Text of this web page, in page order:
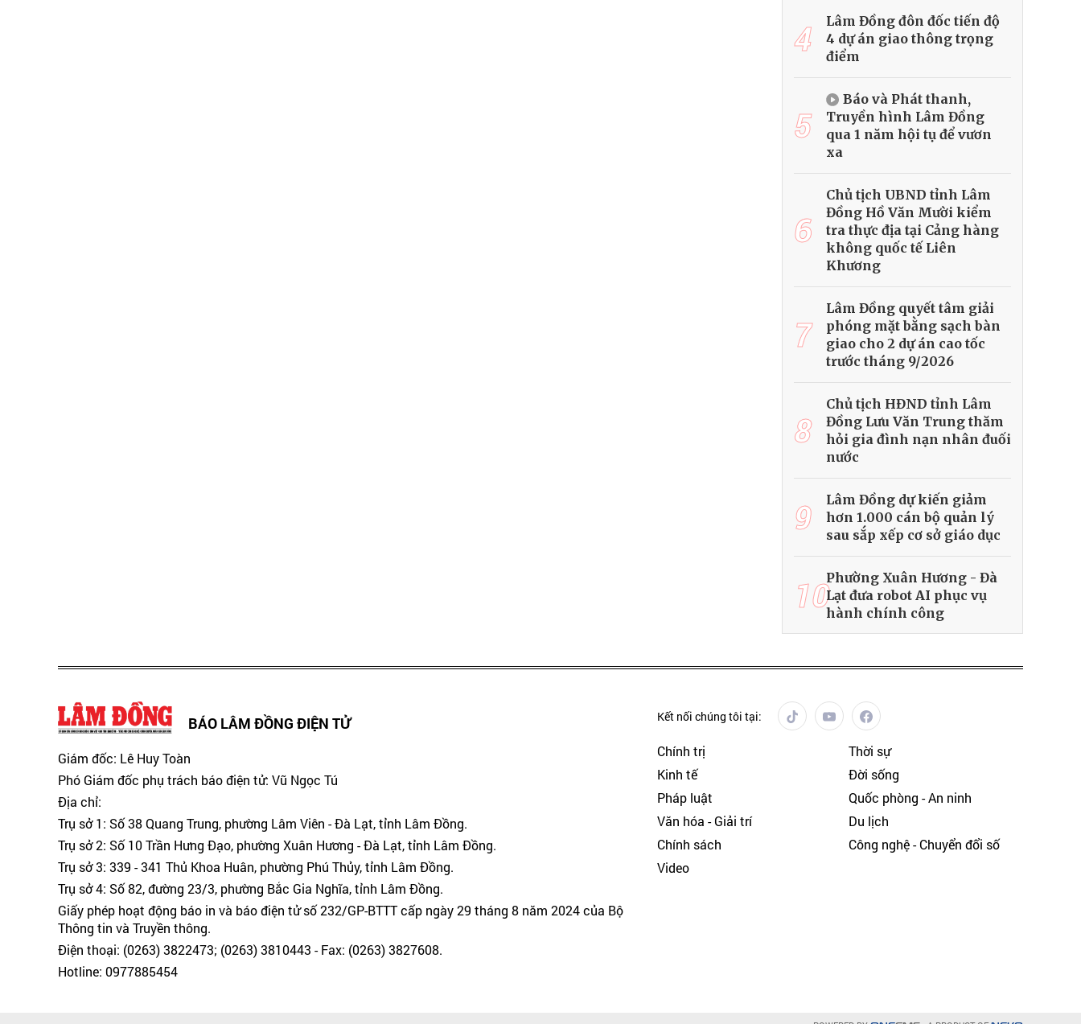
4
Lâm Đồng đôn đốc tiến độ
4 dự án giao thông trọng
điểm
5
Báo và Phát thanh,
Truyền hình Lâm Đồng
qua 1 năm hội tụ để vươn
xa
6
Chủ tịch UBND tỉnh Lâm
Đồng Hồ Văn Mười kiểm
tra thực địa tại Cảng hàng
không quốc tế Liên
Khương
7
Lâm Đồng quyết tâm giải
phóng mặt bằng sạch bàn
giao cho 2 dự án cao tốc
trước tháng 9/2026
8
Chủ tịch HĐND tỉnh Lâm
Đồng Lưu Văn Trung thăm
hỏi gia đình nạn nhân đuối
nước
9
Lâm Đồng dự kiến giảm
hơn 1.000 cán bộ quản lý
sau sắp xếp cơ sở giáo dục
10Phường Xuân Hương - Đà
Lạt đưa robot AI phục vụ
hành chính công
BÁO LÂM ĐỒNG ĐIỆN TỬ
Giám đốc: Lê Huy Toàn
Phó Giám đốc phụ trách báo điện tử: Vũ Ngọc Tú
Địa chỉ:
Trụ sở 1: Số 38 Quang Trung, phường Lâm Viên - Đà Lạt, tỉnh Lâm Đồng.
Trụ sở 2: Số 10 Trần Hưng Đạo, phường Xuân Hương - Đà Lạt, tỉnh Lâm Đồng.
Trụ sở 3: 339 - 341 Thủ Khoa Huân, phường Phú Thủy, tỉnh Lâm Đồng.
Trụ sở 4: Số 82, đường 23/3, phường Bắc Gia Nghĩa, tỉnh Lâm Đồng.
Giấy phép hoạt động báo in và báo điện tử số 232/GP-BTTT cấp ngày 29 tháng 8 năm 2024 của Bộ
Thông tin và Truyền thông.
Điện thoại: (0263) 3822473; (0263) 3810443 - Fax: (0263) 3827608.
Hotline: 0977885454
Kết nối chúng tôi tại:
Chính trị
Thời sự
Kinh tế
Đời sống
Pháp luật
Quốc phòng - An ninh
Văn hóa - Giải trí
Du lịch
Chính sách
Công nghệ - Chuyển đổi số
Video